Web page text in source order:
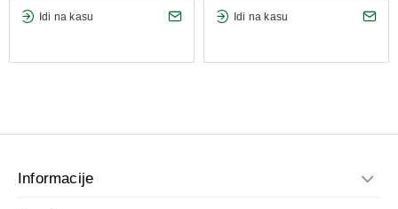
Idi na kasu Idi na kasu
Informacije